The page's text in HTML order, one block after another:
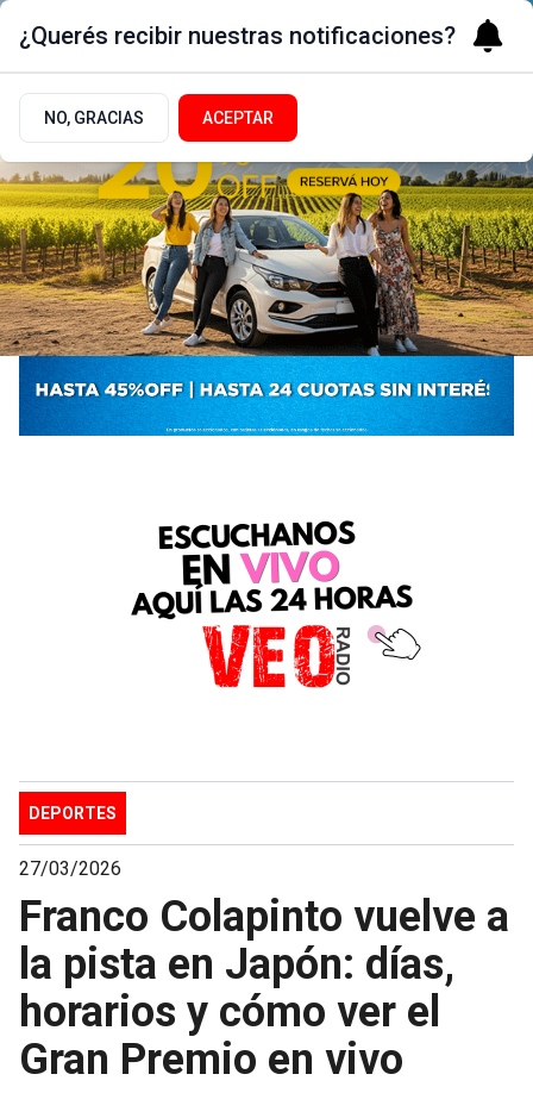
DEPORTES
27/03/2026
Franco Colapinto vuelve a
la pista en Japón: días,
horarios y cómo ver el
Gran Premio en vivo
¿Querés recibir nuestras notificaciones?
NO, GRACIAS ACEPTAR